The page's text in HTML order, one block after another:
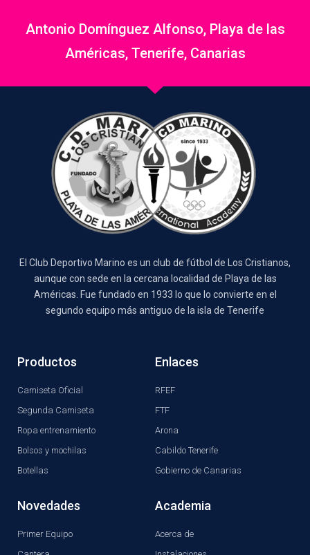
Antonio Domínguez Alfonso, Playa de las
Américas, Tenerife, Canarias
El Club Deportivo Marino es un club de fútbol de Los Cristianos,
aunque con sede en la cercana localidad de Playa de las
Américas. Fue fundado en 1933 lo que lo convierte en el
segundo equipo más antiguo de la isla de Tenerife
Productos
Camiseta Oficial
Segunda Camiseta
Ropa entrenamiento
Bolsos y mochilas
Botellas
Enlaces
RFEF
FTF
Arona
Cabildo Tenerife
Gobierno de Canarias
Novedades
Primer Equipo
Academia
Acerca de